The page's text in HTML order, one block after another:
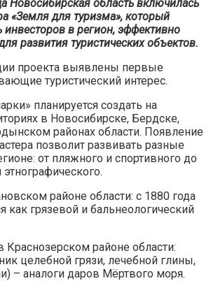
Новосибирская область включилась
«Земля для туризма», который
инвесторов в регион, эффективно
развития туристических объектов.
проекта выявлены первые
туристический интерес.
планируется создать на
в Новосибирске, Бердске,
районах области. Появление
позволит развивать разные
от пляжного и спортивного до
районе области: с 1880 года
как грязевой и бальнеологический
Краснозерском районе области:
целебной грязи, лечебной глины,
– аналоги даров Мёртвого моря.